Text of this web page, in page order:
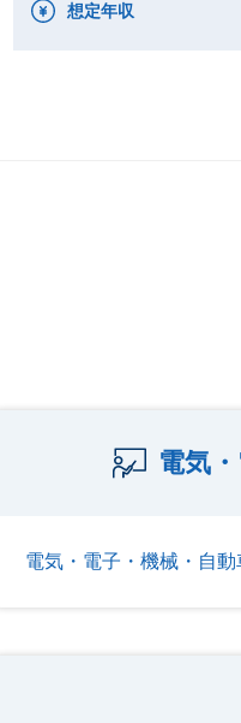
想定年収
電気
電気・電子・機械・自